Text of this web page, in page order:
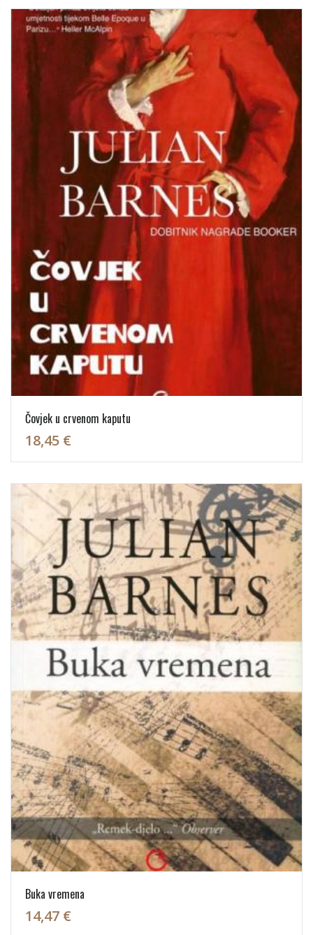
Čovjek u crvenom kaputu
18,45 €
Buka vremena
14,47 €